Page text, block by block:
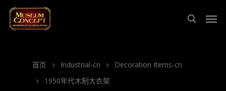
首页 Industrial-cn
Decoration Items-cn
1950年代木制大衣架